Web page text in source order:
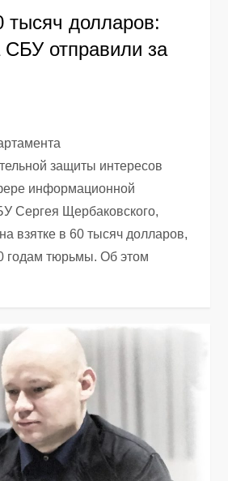
тысяч долларов:
СБУ отправили за
защиты интересов
информационной
Сергея Щербаковского,
взятке в 60 тысяч долларов,
годам тюрьмы. Об этом